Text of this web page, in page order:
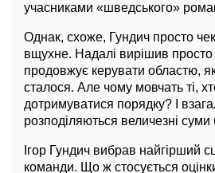
учасниками «шведського»
Однак, схоже, Гундич просто
вщухне. Надалі вирішив просто
продовжує керувати областю,
сталося. Але чому мовчать ті,
дотримуватися порядку? І
розподіляються величезні
Ігор Гундич вибрав найгірший
команди. Що ж стосується